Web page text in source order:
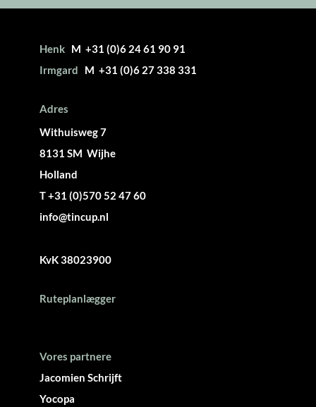
Henk M +31 (0)6 24 61 90 91
Irmgard M +31 (0)6 27 338 331
Adres
Withuisweg 7
8131 SM Wijhe
Holland
T +31 (0)570 52 47 60
info@tincup.nl
KvK 38023900
Ruteplanlægger
Vores partnere
Jacomien Schrijft
Yocopa